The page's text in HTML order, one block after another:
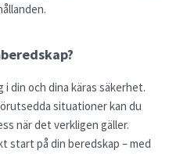
din och dina käras säkerhet.
situationer kan du
när det verkligen gäller.
start på din beredskap – med